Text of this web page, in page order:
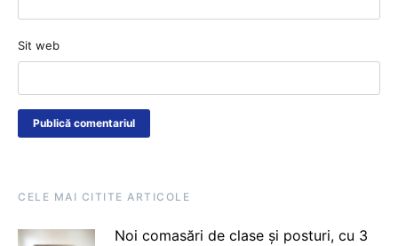
Sit web
CELE MAI CITITE ARTICOLE
Noi comasări de clase și posturi, cu 3